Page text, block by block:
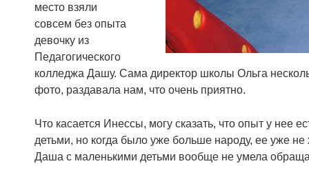
место взяли
совсем без опыта
девочку из
Педагогического
колледжа Дашу. Сама директор школы Ольга
фото, раздавала нам, что очень приятно.
Что касается Инессы, могу сказать, что опыт у нее
детьми, но когда было уже больше народу, ее уже
Даша с маленькими детьми вообще не умела